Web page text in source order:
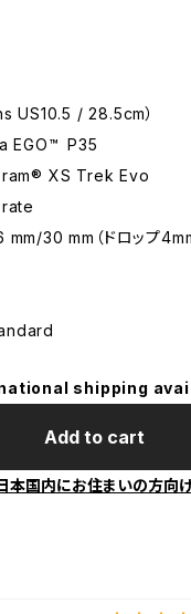
US10.5 / 28.5cm）
EGO™ P35
XS Trek Evo
mm/30 mm（ドロップ4mm
shipping
Add to cart
本国内にお住まいの方向